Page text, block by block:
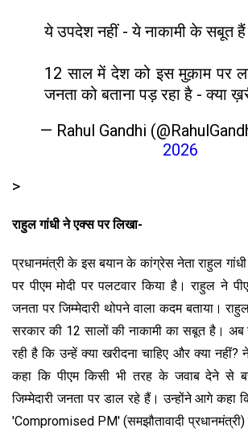
ये उपदेश नहीं - ये नाकामी के सबूत
12 साल में देश को इस मुक़ाम पर
जनता को बताना पड़ रहा है - क्या
— Rahul Gandhi
2026
>
राहुल गांधी ने एक्स पर लिखा-
प्रधानमंत्री के इस बयान के कांग्रेस नेता राहुल
पर पीएम मोदी पर पलटवार किया है। राहुल ने
जनता पर जिम्मेदारी थोपने वाला कदम बताया।
सरकार की 12 सालों की नाकामी का सबूत है। अब
रही है कि उन्हें क्या खरीदना चाहिए और क्या
कहा कि पीएम किसी भी तरह के जवाब देने से
जिम्मेदारी जनता पर डाल रहे हैं। उन्होंने आगे कहा
'Compromised PM' (समझौतावादी